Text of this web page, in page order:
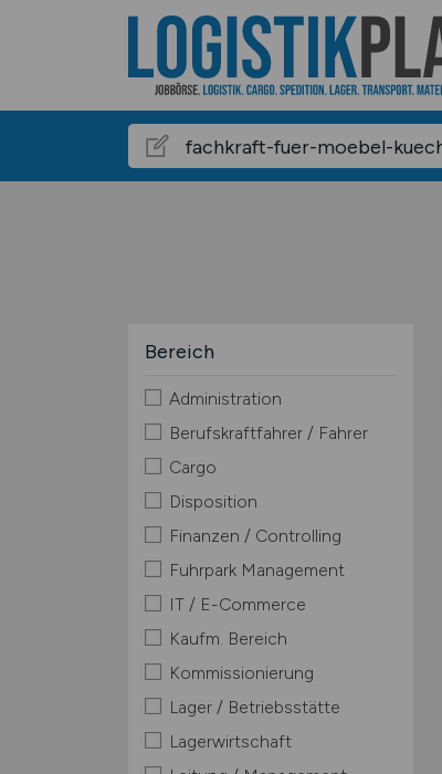
Bereich
Administration
Berufskraftfahrer / Fahrer
Cargo
Disposition
Finanzen / Controlling
Fuhrpark Management
IT / E-Commerce
Kaufm. Bereich
Kommissionierung
Lager / Betriebsstätte
Lagerwirtschaft